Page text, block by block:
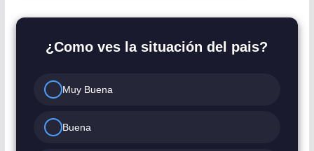
¿Como ves la situación del pais?
Muy Buena
Buena